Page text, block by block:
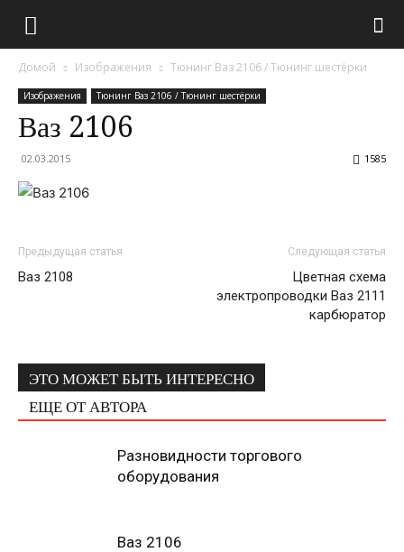
Домой Изображения Тюнинг Ваз 2106 / Тюнинг шестёрки
Изображения Тюнинг Ваз 2106 / Тюнинг шестёрки
Ваз 2106
02.03.2015 1585
Предыдущая статья
Ваз 2108
Следующая статья
Цветная схема
электропроводки Ваз 2111
карбюратор
ЭТО МОЖЕТ БЫТЬ ИНТЕРЕСНО
ЕЩЕ ОТ АВТОРА
Разновидности торгового
оборудования
Ваз 2106